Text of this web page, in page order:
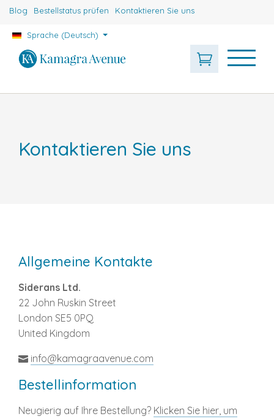
Blog Bestellstatus prüfen Kontaktieren Sie uns
Sprache (Deutsch)
Kontaktieren Sie uns
Allgemeine Kontakte
Siderans Ltd.
22 John Ruskin Street
London SE5 0PQ
United Kingdom
info@kamagraavenue.com
Bestellinformation
Neugierig auf Ihre Bestellung? Klicken Sie hier, um